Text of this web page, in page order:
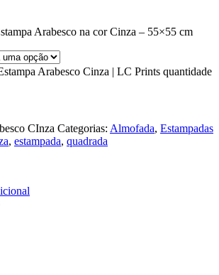
Arabesco na cor Cinza – 55×55 cm
Arabesco Cinza | LC Prints quantidade
CInza Categorias: Almofada, Estampadas
, estampada, quadrada